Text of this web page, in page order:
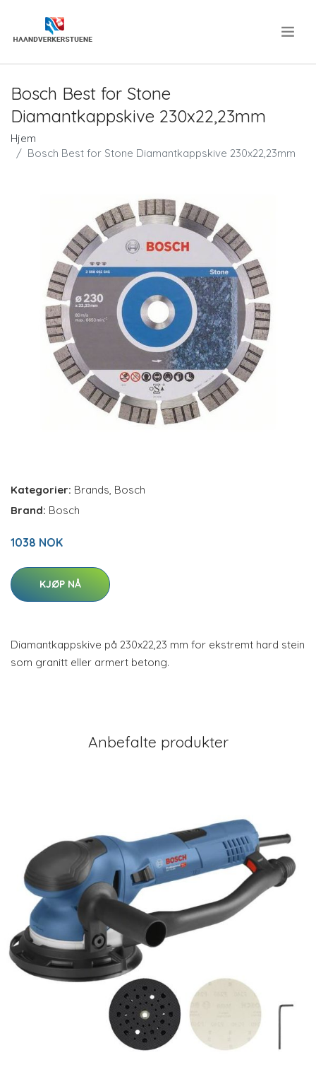
Bosch Best for Stone
Diamantkappskive 230x22,23mm
Hjem
Bosch Best for Stone Diamantkappskive 230x22,23mm
Kategorier: Brands, Bosch
Brand: Bosch
1038 NOK
KJØP NÅ
Diamantkappskive på 230x22,23 mm for ekstremt hard stein
som granitt eller armert betong.
Anbefalte produkter